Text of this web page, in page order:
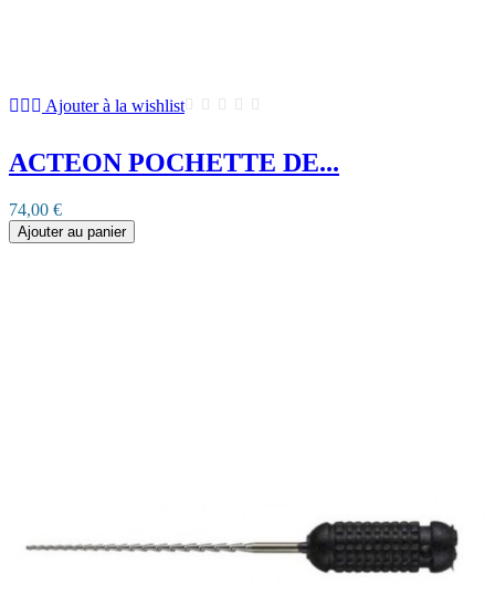
Ajouter à la wishlist
ACTEON POCHETTE DE...
74,00 €
Ajouter au panier